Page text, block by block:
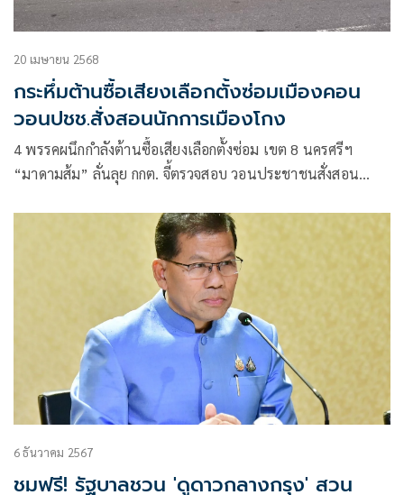
20 เมษายน 2568
กระหึ่มต้านซื้อเสียงเลือกตั้งซ่อมเมืองคอน
วอนปชช.สั่งสอนนักการเมืองโกง
4 พรรคผนึกกำลังต้านซื้อเสียงเลือกตั้งซ่อม เขต 8 นครศรีฯ
“มาดามส้ม” ลั่นลุย กกต. จี้ตรวจสอบ วอนประชาชนสั่งสอน
6 ธันวาคม 2567
ชมฟรี! รัฐบาลชวน 'ดูดาวกลางกรุง' สวน